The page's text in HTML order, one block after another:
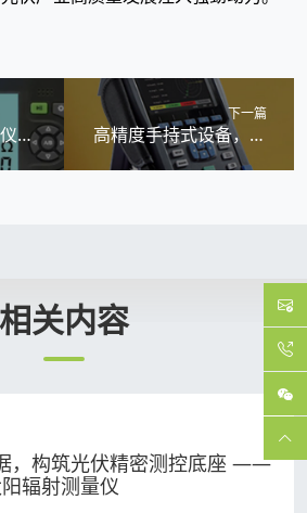
下一篇
高精度手持式设备，赋
能电力电能质量精细化
检测
相关内容
，构筑光伏精密测控底座 ——
辐射测量仪